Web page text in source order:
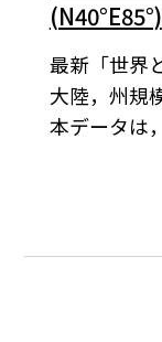
(N40°E85°)
最新「世界
大陸，州規
本データは
ト作成や